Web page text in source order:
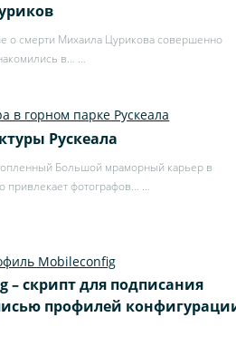
о смерти Михаила Цурикова совершенно
в… …
Рускеала
Большой мраморный карьер в
привлекает фотографов…
– скрипт для подписания
профилей